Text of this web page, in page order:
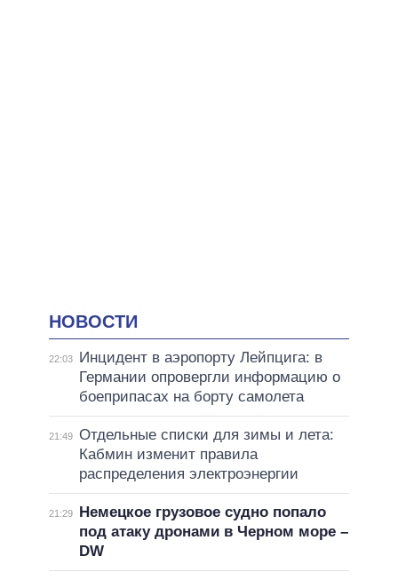
НОВОСТИ
22:03
Инцидент в аэропорту Лейпцига: в
Германии опровергли информацию о
боеприпасах на борту самолета
21:49 Отдельные списки для зимы и лета:
Кабмин изменит правила
распределения электроэнергии
21:29
Немецкое грузовое судно попало
под атаку дронами в Черном море –
DW